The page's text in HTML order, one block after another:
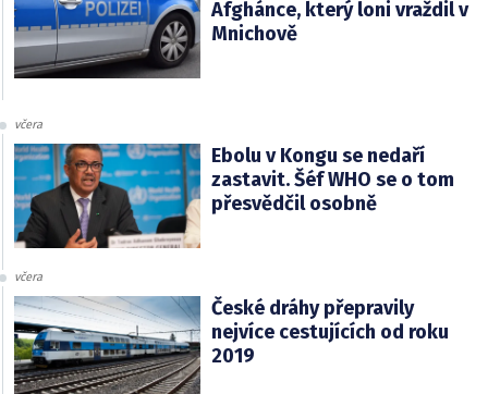
Afghánce, který loni vraždil v
Mnichově
včera
Ebolu v Kongu se nedaří
zastavit. Šéf WHO se o tom
přesvědčil osobně
včera
České dráhy přepravily
nejvíce cestujících od roku
2019